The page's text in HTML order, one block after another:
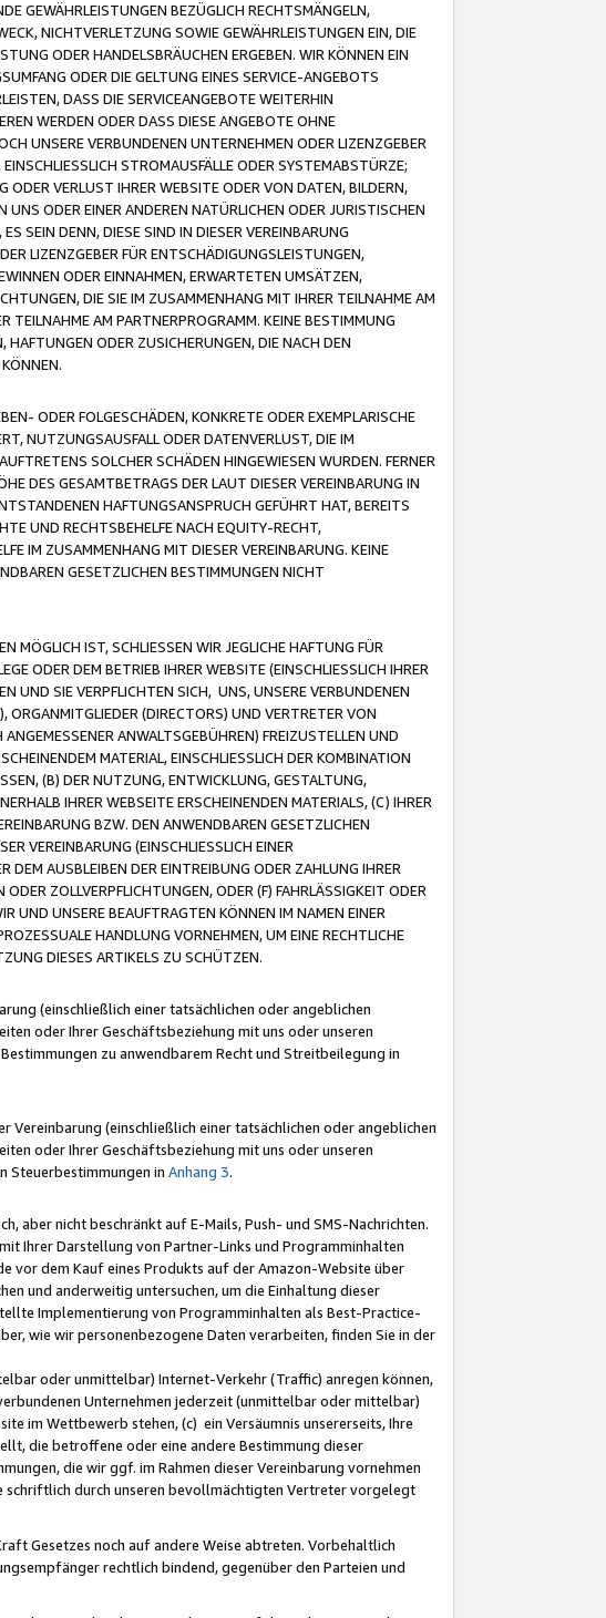
GEWÄHRLEISTUNGEN BEZÜGLICH RECHTSMÄNGELN,
NICHTVERLETZUNG SOWIE GEWÄHRLEISTUNGEN EIN, DIE
ODER HANDELSBRÄUCHEN ERGEBEN. WIR KÖNNEN EIN
ODER DIE GELTUNG EINES SERVICE-ANGEBOTS
DASS DIE SERVICEANGEBOTE WEITERHIN
WERDEN ODER DASS DIESE ANGEBOTE OHNE
UNSERE VERBUNDENEN UNTERNEHMEN ODER LIZENZGEBER
STROMAUSFÄLLE ODER SYSTEMABSTÜRZE;
VERLUST IHRER WEBSITE ODER VON DATEN, BILDERN,
ODER EINER ANDEREN NATÜRLICHEN ODER JURISTISCHEN
SEIN DENN, DIESE SIND IN DIESER VEREINBARUNG
LIZENZGEBER FÜR ENTSCHÄDIGUNGSLEISTUNGEN,
ODER EINNAHMEN, ERWARTETEN UMSÄTZEN,
DIE SIE IM ZUSAMMENHANG MIT IHRER TEILNAHME AM
TEILNAHME AM PARTNERPROGRAMM. KEINE BESTIMMUNG
ODER ZUSICHERUNGEN, DIE NACH DEN
ODER FOLGESCHÄDEN, KONKRETE ODER EXEMPLARISCHE
NUTZUNGSAUSFALL ODER DATENVERLUST, DIE IM
SOLCHER SCHÄDEN HINGEWIESEN WURDEN. FERNER
DES GESAMTBETRAGS DER LAUT DIESER VEREINBARUNG IN
HAFTUNGSANSPRUCH GEFÜHRT HAT, BEREITS
UND RECHTSBEHELFE NACH EQUITY-RECHT,
IM ZUSAMMENHANG MIT DIESER VEREINBARUNG. KEINE
GESETZLICHEN BESTIMMUNGEN NICHT
MÖGLICH IST, SCHLIESSEN WIR JEGLICHE HAFTUNG FÜR
ODER DEM BETRIEB IHRER WEBSITE (EINSCHLIESSLICH IHRER
UND SIE VERPFLICHTEN SICH, UNS, UNSERE VERBUNDENEN
ORGANMITGLIEDER (DIRECTORS) UND VERTRETER VON
ANWALTSGEBÜHREN) FREIZUSTELLEN UND
MATERIAL, EINSCHLIESSLICH DER KOMBINATION
(B) DER NUTZUNG, ENTWICKLUNG, GESTALTUNG,
IHRER WEBSEITE ERSCHEINENDEN MATERIALS, (C) IHRER
BZW. DEN ANWENDBAREN GESETZLICHEN
VEREINBARUNG (EINSCHLIESSLICH EINER
AUSBLEIBEN DER EINTREIBUNG ODER ZAHLUNG IHRER
ZOLLVERPFLICHTUNGEN, ODER (F) FAHRLÄSSIGKEIT ODER
UND UNSERE BEAUFTRAGTEN KÖNNEN IM NAMEN EINER
HANDLUNG VORNEHMEN, UM EINE RECHTLICHE
DIESES ARTIKELS ZU SCHÜTZEN.
(einschließlich einer tatsächlichen oder angeblichen
oder Ihrer Geschäftsbeziehung mit uns oder unseren
zu anwendbarem Recht und Streitbeilegung in
(einschließlich einer tatsächlichen oder angeblichen
oder Ihrer Geschäftsbeziehung mit uns oder unseren
Steuerbestimmungen in Anhang 3.
aber nicht beschränkt auf E-Mails, Push- und SMS-Nachrichten.
Ihrer Darstellung von Partner-Links und Programminhalten
vor dem Kauf eines Produkts auf der Amazon-Website über
und anderweitig untersuchen, um die Einhaltung dieser
Implementierung von Programminhalten als Best-Practice-
wie wir personenbezogene Daten verarbeiten, finden Sie in der
oder unmittelbar) Internet-Verkehr (Traffic) anregen können,
Unternehmen jederzeit (unmittelbar oder mittelbar)
im Wettbewerb stehen, (c) ein Versäumnis unsererseits, Ihre
die betroffene oder eine andere Bestimmung dieser
die wir ggf. im Rahmen dieser Vereinbarung vornehmen
schriftlich durch unseren bevollmächtigten Vertreter vorgelegt
Gesetzes noch auf andere Weise abtreten. Vorbehaltlich
rechtlich bindend, gegenüber den Parteien und